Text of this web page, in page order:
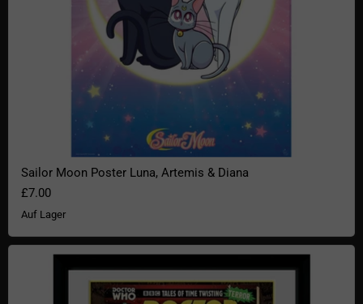
Sailor Moon Poster Luna, Artemis & Diana
£7.00
Auf Lager